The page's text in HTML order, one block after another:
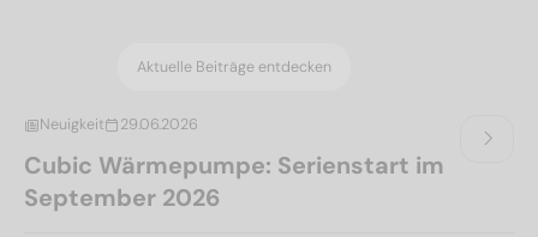
Aktuelle Beiträge entdecken
Neuigkeit 29.06.2026
Cubic Wärmepumpe: Serienstart im
September 2026